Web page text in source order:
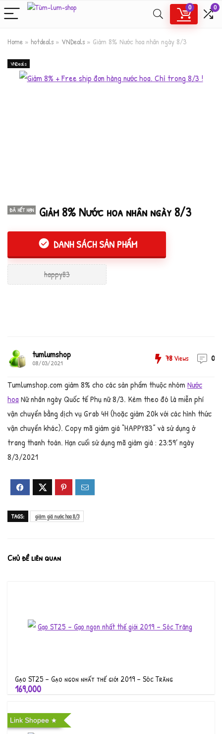
0 0
Home » hotdeals» VNDeals» Giảm 8% Nước hoa nhân ngày 8/3
VNDeals
ĐÃ HẾT HẠN Giảm 8% Nước hoa nhân ngày 8/3
DANH SÁCH SẢN PHẨM
happy83
tumlumshop
08/03/2021 78Views 0
Tumlumshop.com giảm 8% cho các sản phẩm thuộc nhóm Nước
hoa Nữ nhân ngày Quốc tế Phụ nữ 8/3. Kèm theo đó là miễn phí
vận chuyển bằng dịch vụ Grab 4H (hoặc giảm 20k với các hình thức
vận chuyển khác). Copy mã giảm giá “HAPPY83” và sử dụng ở
trang thanh toán. Hạn cuối sử dụng mã giảm giá : 23:59′ ngày
8/3/2021
TAGS: giảm giá nước hoa 8/3
Chủ đề liên quan
Gạo ST25 – Gạo ngon nhất thế giới 2019 – Sóc Trăng
169,000
Link Shopee